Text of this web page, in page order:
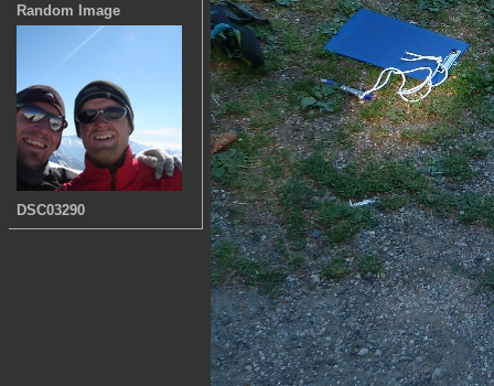
Random Image
DSC03290